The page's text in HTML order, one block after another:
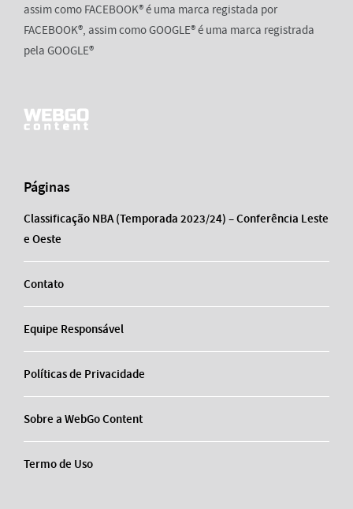
assim como FACEBOOK® é uma marca registada por
FACEBOOK®, assim como GOOGLE® é uma marca registrada
pela GOOGLE®
Páginas
Classificação NBA (Temporada 2023/24) – Conferência Leste
e Oeste
Contato
Equipe Responsável
Políticas de Privacidade
Sobre a WebGo Content
Termo de Uso